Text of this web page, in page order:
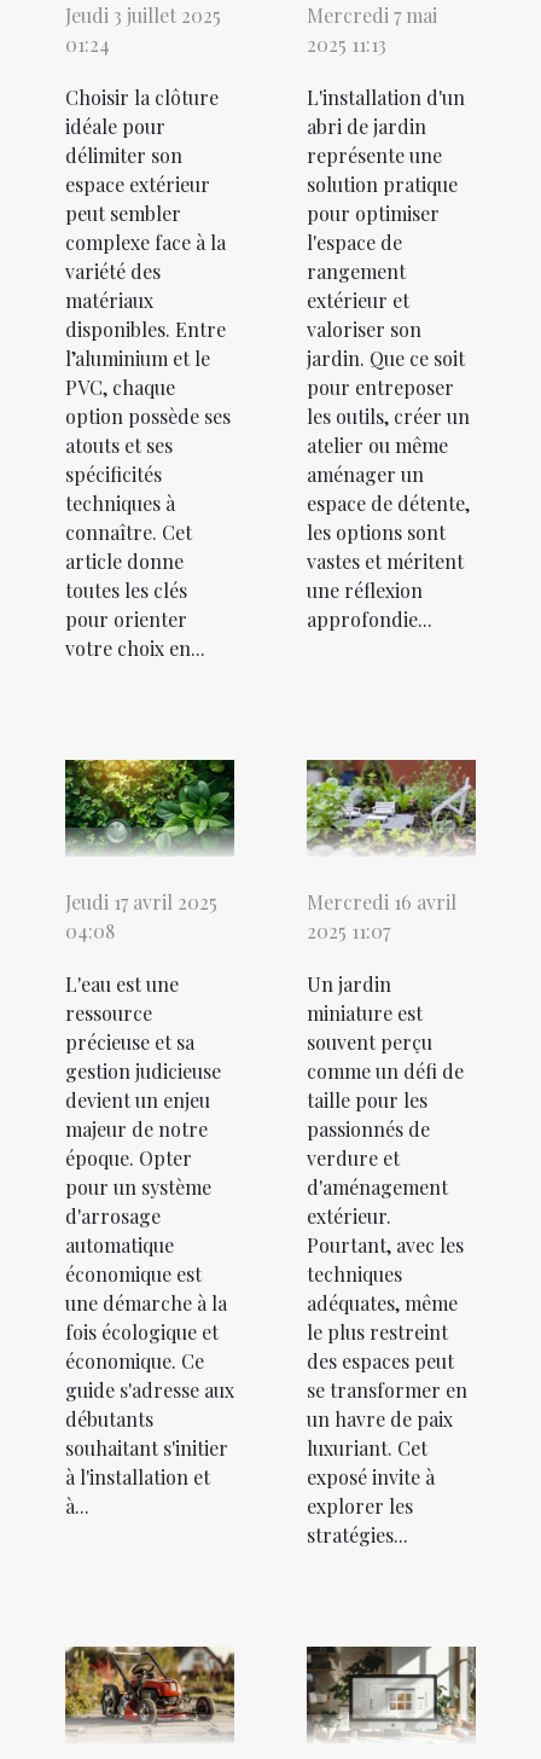
Jeudi 3 juillet 2025
01:24
Choisir la clôture
idéale pour
délimiter son
espace extérieur
peut sembler
complexe face à la
variété des
matériaux
disponibles. Entre
l’aluminium et le
PVC, chaque
option possède ses
atouts et ses
spécificités
techniques à
connaître. Cet
article donne
toutes les clés
pour orienter
votre choix en...
Mercredi 7 mai
2025 11:13
L'installation d'un
abri de jardin
représente une
solution pratique
pour optimiser
l'espace de
rangement
extérieur et
valoriser son
jardin. Que ce soit
pour entreposer
les outils, créer un
atelier ou même
aménager un
espace de détente,
les options sont
vastes et méritent
une réflexion
approfondie...
Jeudi 17 avril 2025
04:08
L'eau est une
ressource
précieuse et sa
gestion judicieuse
devient un enjeu
majeur de notre
époque. Opter
pour un système
d'arrosage
automatique
économique est
une démarche à la
fois écologique et
économique. Ce
guide s'adresse aux
débutants
souhaitant s'initier
à l'installation et
à...
Mercredi 16 avril
2025 11:07
Un jardin
miniature est
souvent perçu
comme un défi de
taille pour les
passionnés de
verdure et
d'aménagement
extérieur.
Pourtant, avec les
techniques
adéquates, même
le plus restreint
des espaces peut
se transformer en
un havre de paix
luxuriant. Cet
exposé invite à
explorer les
stratégies...